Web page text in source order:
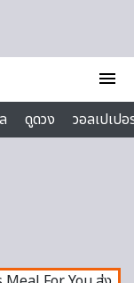
menu
ดูดวง
วอลเปเป